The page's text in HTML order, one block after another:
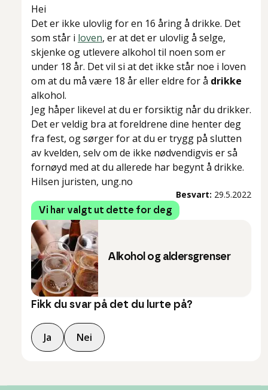
Hei
Det er ikke ulovlig for en 16 åring å drikke. Det
som står i loven, er at det er ulovlig å selge,
skjenke og utlevere alkohol til noen som er
under 18 år. Det vil si at det ikke står noe i loven
om at du må være 18 år eller eldre for å drikke
alkohol.
Jeg håper likevel at du er forsiktig når du drikker.
Det er veldig bra at foreldrene dine henter deg
fra fest, og sørger for at du er trygg på slutten
av kvelden, selv om de ikke nødvendigvis er så
fornøyd med at du allerede har begynt å drikke.
Hilsen juristen, ung.no
Besvart: 29.5.2022
Vi har valgt ut dette for deg
Alkohol og aldersgrenser
Fikk du svar på det du lurte på?
Ja Nei